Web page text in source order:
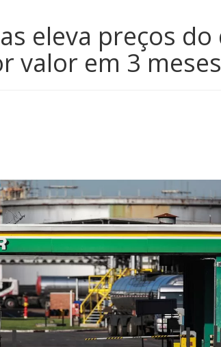
eleva preços
valor em 3 meses